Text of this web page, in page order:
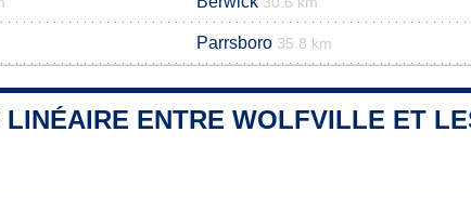
Parrsboro 35.8 km
LINÉAIRE ENTRE WOLFVILLE ET